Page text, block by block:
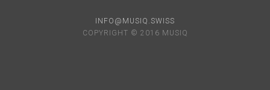
INFO@MUSIQ.SWISS
COPYRIGHT © 2016 MUSIQ